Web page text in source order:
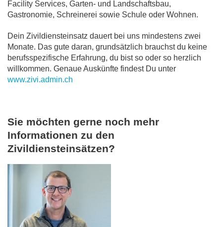
Facility Services, Garten- und Landschaftsbau,
Gastronomie, Schreinerei sowie Schule oder Wohnen.
Dein Zivildiensteinsatz dauert bei uns mindestens zwei
Monate. Das gute daran, grundsätzlich brauchst du keine
berufsspezifische Erfahrung, du bist so oder so herzlich
willkommen. Genaue Auskünfte findest Du unter
www.zivi.admin.ch
Sie möchten gerne noch mehr
Informationen zu den
Zivildiensteinsätzen?